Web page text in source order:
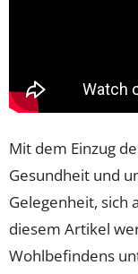
Mit dem Einzug
Gesundheit und
Gelegenheit, sich
diesem Artikel
Wohlbefindens